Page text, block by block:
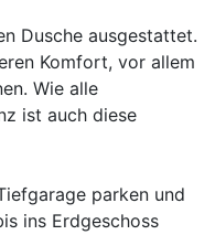
Dusche ausgestattet.
Komfort, vor allem
Wie alle
ist auch diese
parken und
ins Erdgeschoss